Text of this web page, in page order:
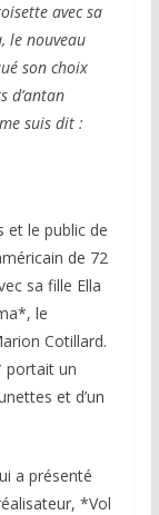
avec sa
le nouveau
son choix
d’antan
suis dit :
et le public de
de 72
sa fille Ella
le
Cotillard.
portait un
et d’un
a présenté
*Vol